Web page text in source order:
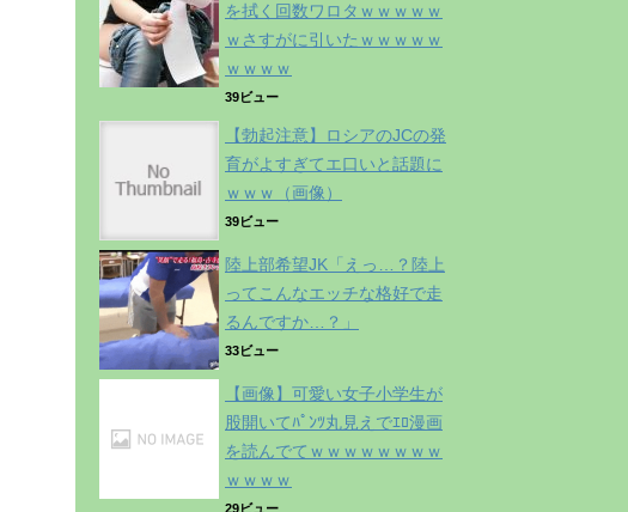
を拭く回数ワロタｗｗｗｗｗ
ｗさすがに引いたｗｗｗｗｗ
ｗｗｗｗ
39ビュー
【勃起注意】ロシアのJCの発
育がよすぎてエ口いと話題に
ｗｗｗ（画像）
39ビュー
陸上部希望JK「えっ…？陸上
ってこんなエッチな格好で走
るんですか…？」
33ビュー
【画像】可愛い女子小学生が
股開いてﾊﾟﾝﾂ丸見えでｴﾛ漫画
を読んでてｗｗｗｗｗｗｗｗ
ｗｗｗｗ
29ビュー